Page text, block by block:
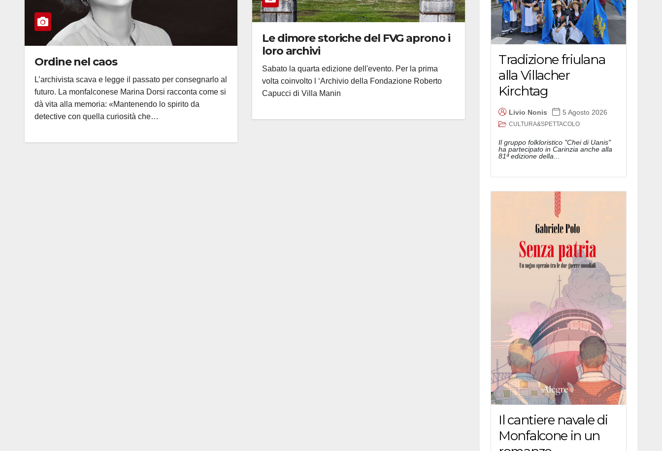
Ordine nel caos
L’archivista scava e legge il passato per consegnarlo al
futuro. La monfalconese Marina Dorsi racconta come si
dà vita alla memoria: «Mantenendo lo spirito da
detective con quella curiosità che…
Le dimore storiche del FVG aprono i
loro archivi
Sabato la quarta edizione dell'evento. Per la prima
volta coinvolto l ‘Archivio della Fondazione Roberto
Capucci di Villa Manin
Tradizione friulana
alla Villacher
Kirchtag
Livio Nonis 5 Agosto 2026
CULTURA&SPETTACOLO
Il gruppo folkloristico "Chei di Uanis"
ha partecipato in Carinzia anche alla
81ª edizione della...
Il cantiere navale di
Monfalcone in un